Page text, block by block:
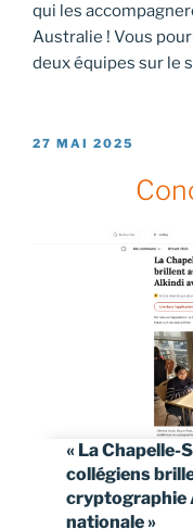
qui les
Australie ! Vous
deux équipes sur le
PUBLIÉ
27 MAI 2025
« La Chapelle-
collégiens
cryptographie
nationale »